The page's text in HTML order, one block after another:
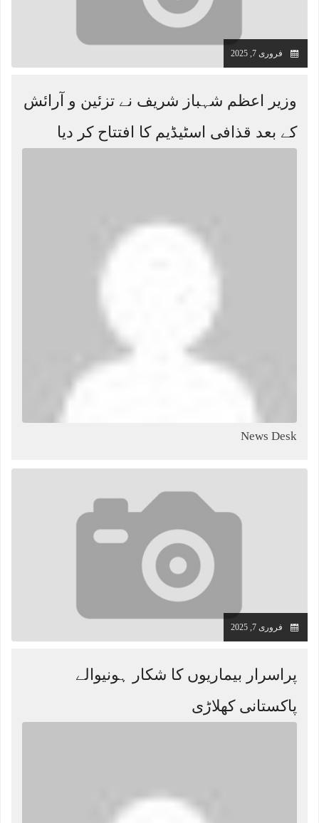
فروری 7, 2025
وزیر اعظم شہباز شریف نے تزئین و آرائش
کے بعد قذافی اسٹیڈیم کا افتتاح کر دیا
News Desk
فروری 7, 2025
پراسرار بیماریوں کا شکار ہونیوالے
پاکستانی کھلاڑی